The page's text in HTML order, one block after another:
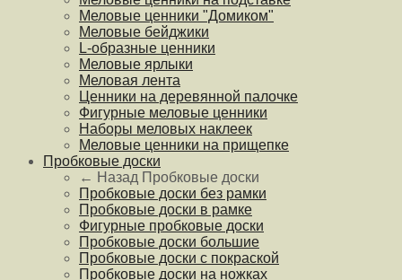
Меловые ценники "Домиком"
Меловые бейджики
L-образные ценники
Меловые ярлыки
Меловая лента
Ценники на деревянной палочке
Фигурные меловые ценники
Наборы меловых наклеек
Меловые ценники на прищепке
Пробковые доски
← Назад Пробковые доски
Пробковые доски без рамки
Пробковые доски в рамке
Фигурные пробковые доски
Пробковые доски большие
Пробковые доски с покраской
Пробковые доски на ножках